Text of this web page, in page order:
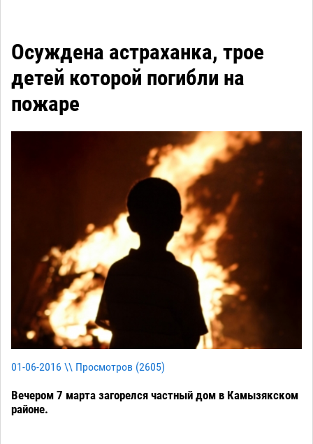
Осуждена астраханка, трое
детей которой погибли на
пожаре
01-06-2016 \\ Просмотров (2605)
Вечером 7 марта загорелся частный дом в Камызякском
районе.